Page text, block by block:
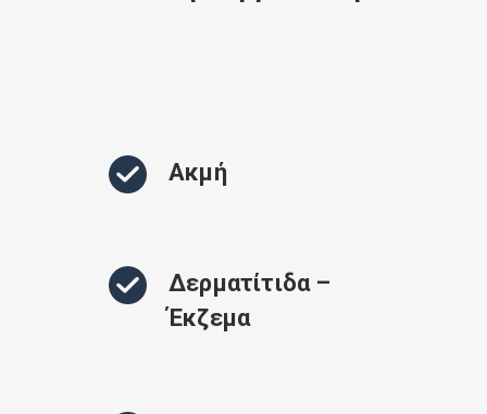
Ακμή
Δερματίτιδα –
Έκζεμα